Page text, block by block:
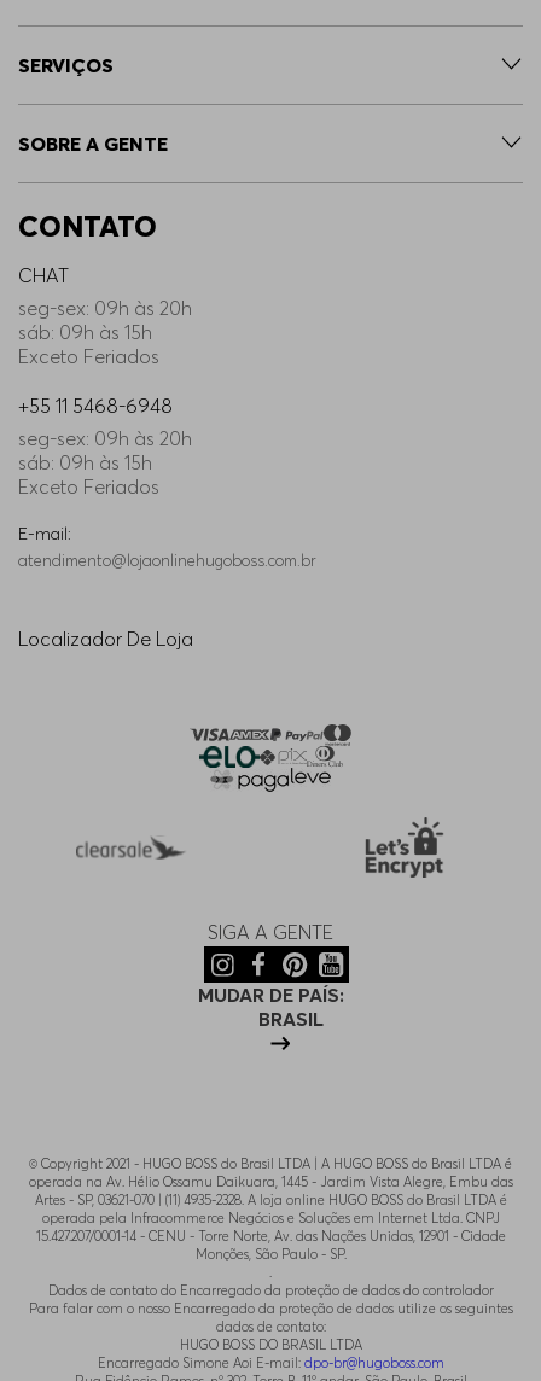
SERVIÇOS
SOBRE A GENTE
CONTATO
CHAT
seg-sex: 09h às 20h
sáb: 09h às 15h
Exceto Feriados
+55 11 5468-6948
seg-sex: 09h às 20h
sáb: 09h às 15h
Exceto Feriados
E-mail:
atendimento@lojaonlinehugoboss.com.br
Localizador De Loja
SIGA A GENTE
MUDAR DE PAÍS:
BRASIL
© Copyright 2021 - HUGO BOSS do Brasil LTDA | A HUGO BOSS do Brasil LTDA é
operada na Av. Hélio Ossamu Daikuara, 1445 - Jardim Vista Alegre, Embu das
Artes - SP, 03621-070 | (11) 4935-2328. A loja online HUGO BOSS do Brasil LTDA é
operada pela Infracommerce Negócios e Soluções em Internet Ltda. CNPJ
15.427.207/0001-14 - CENU - Torre Norte, Av. das Nações Unidas, 12901 - Cidade
Monções, São Paulo - SP.
.
Dados de contato do Encarregado da proteção de dados do controlador
Para falar com o nosso Encarregado da proteção de dados utilize os seguintes
dados de contato:
HUGO BOSS DO BRASIL LTDA
Encarregado Simone Aoi E-mail: dpo-br@hugoboss.com